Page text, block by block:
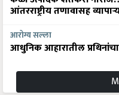
आंतरराष्ट्रीय तणावासह
आरोग्य सल्ला
आधुनिक आहारातील